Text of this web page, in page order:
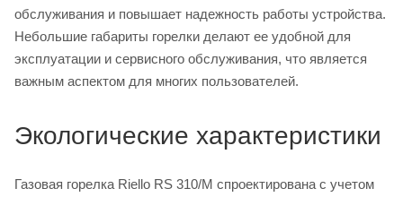
обслуживания и повышает надежность работы устройства.
Небольшие габариты горелки делают ее удобной для
эксплуатации и сервисного обслуживания, что является
важным аспектом для многих пользователей.
Экологические характеристики
Газовая горелка Riello RS 310/M спроектирована с учетом